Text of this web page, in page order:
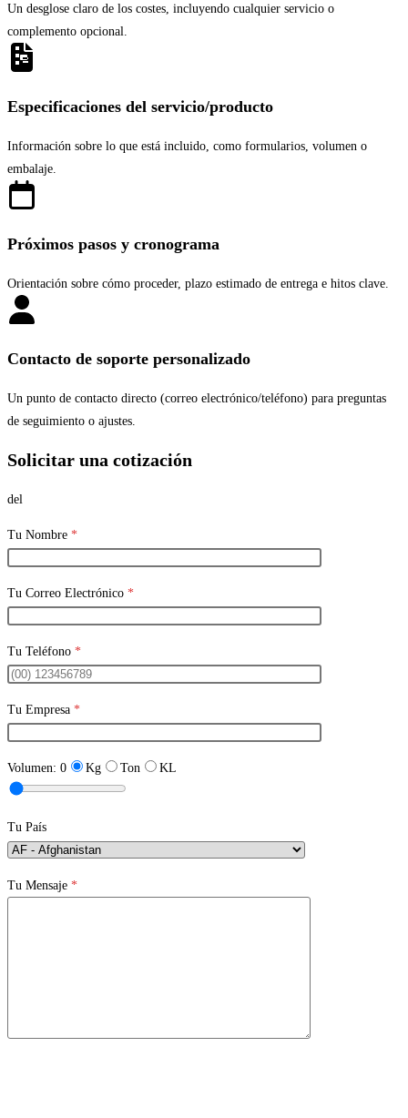
Un desglose claro de los costes, incluyendo cualquier servicio o
complemento opcional.
Especificaciones del servicio/producto
Información sobre lo que está incluido, como formularios, volumen o
embalaje.
Próximos pasos y cronograma
Orientación sobre cómo proceder, plazo estimado de entrega e hitos clave.
Contacto de soporte personalizado
Un punto de contacto directo (correo electrónico/teléfono) para preguntas
de seguimiento o ajustes.
Solicitar una cotización
del
Tu Nombre *
Tu Correo Electrónico *
Tu Teléfono *
Tu Empresa *
Volumen: 0 Kg Ton KL
Tu País
Tu Mensaje *